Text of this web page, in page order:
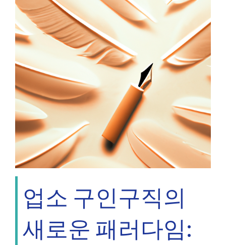
업소 구인구직의
새로운 패러다임: